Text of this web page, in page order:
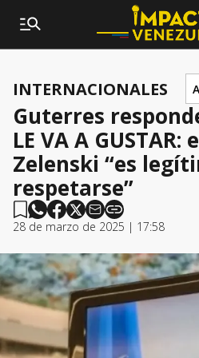
INTERNACIONALES
Guterres
LE VA A
Zelenski “es
respetarse”
28 de marzo de 2025 | 17:58